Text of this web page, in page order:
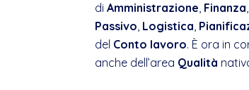
diAmministrazione, Finanza,
Passivo, Logistica,
del Conto lavoro. È ora in
anche dell’area Qualità